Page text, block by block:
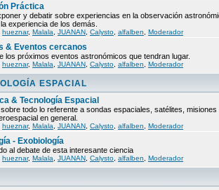
Práctica
y debatir sobre experiencias en la observación
experiencia de los demás.
hueznar, Malala JUANAN Calysto alfalben Moderador
& Eventos cercanos
los próximos eventos astronómicos que tendran lugar.
hueznar, Malala JUANAN Calysto alfalben Moderador
ESPACIAL
& Tecnología Espacial
todo lo referente a sondas espaciales, satélites,
en general.
hueznar, Malala JUANAN Calysto alfalben Moderador
- Exobiología
al debate de esta interesante ciencia
hueznar, Malala JUANAN Calysto alfalben Moderador